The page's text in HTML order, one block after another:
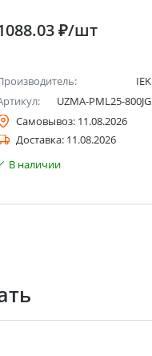
₽/шт
IEK
UZMA-PML25-800JG
Самовывоз: 11.08.2026
Доставка: 11.08.2026
В наличии